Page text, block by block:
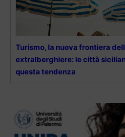
Turismo, la nuova frontiera
extralberghiere: le città
questa tendenza